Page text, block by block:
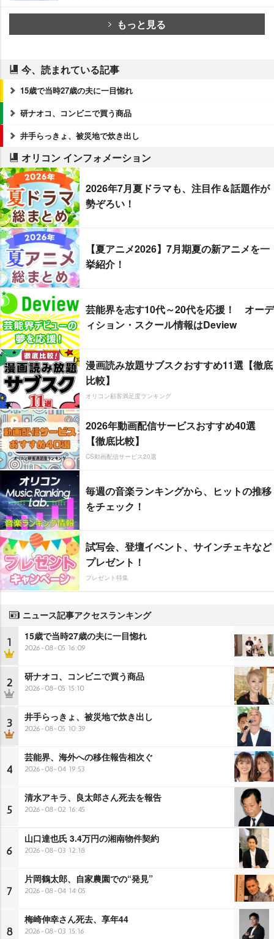
もっと見る
今、読まれている記事
15歳で当時27歳の夫に一目惚れ
研ナオコ、コンビニで買う商品
井手らっきょ、被災地で炊き出し
オリコン インフォメーション
2026年7月夏ドラマも、注目作＆話題作が
勢ぞろい！
【夏アニメ2026】7月期夏の新アニメを一
挙紹介！
芸能界を志す10代～20代を応援！ オーデ
ィション・スクール情報はDeview
漫画読み放題サブスクおすすめ11選【徹底
比較】
オリコン顧客満足度ランキング
2026年動画配信サービスおすすめ40選
【徹底比較】
CS動画配信サービス20選
毎週の音楽ランキングから、ヒットの推移
をチェック！
試写会、登壇イベント、サインチェキなど
プレゼント！
プレゼント特集
ニュース記事アクセスランキング
1 15歳で当時27歳の夫に一目惚れ
2026-08-05 16:09
2 研ナオコ、コンビニで買う商品
2026-08-05 15:10
3 井手らっきょ、被災地で炊き出し
2026-08-05 10:39
4
芸能界、海外への移住報告相次ぐ
2026-08-04 19:53
5
清水アキラ、良太郎さん死去を報告
2026-08-02 16:45
6
山口達也氏 3.4万円の湘南物件契約
2026-08-03 12:18
7
片岡鶴太郎、自家農園での“発見”
2026-08-04 14:05
8
梅崎伸幸さん死去、享年44
2026-08-03 15:16